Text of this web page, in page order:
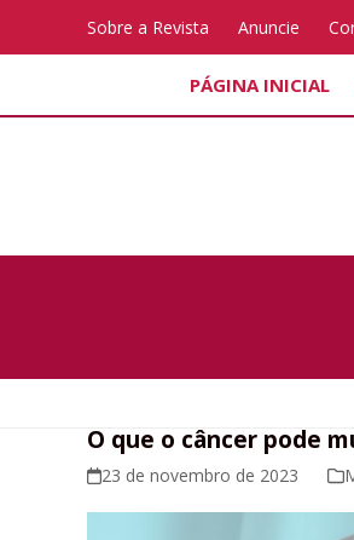
Sobre a Revista Anuncie
PÁGINA INICIAL
O que o câncer pode
23 de novembro de 2023